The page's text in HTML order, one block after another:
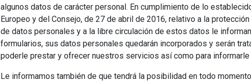
algunos datos de carácter personal. En cumplimiento de lo
Europeo y del Consejo, de 27 de abril de 2016, relativo a la
de datos personales y a la libre circulación de estos datos le
formularios, sus datos personales quedarán incorporados y serán
poderle prestar y ofrecer nuestros servicios así como para
Le informamos también de que tendrá la posibilidad en todo